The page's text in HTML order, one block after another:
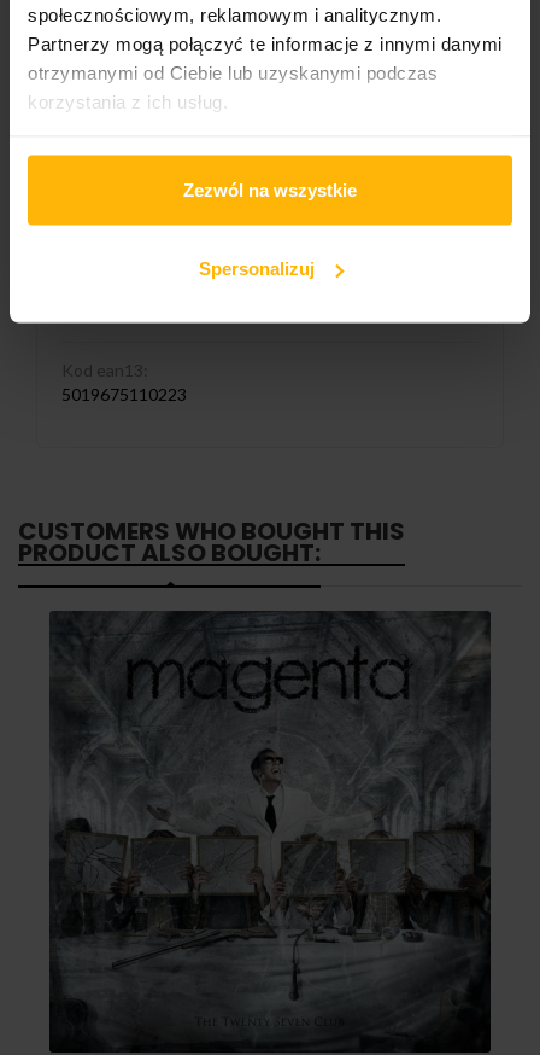
społecznościowym, reklamowym i analitycznym.
Partnerzy mogą połączyć te informacje z innymi danymi
otrzymanymi od Ciebie lub uzyskanymi podczas
korzystania z ich usług.
Zezwól na wszystkie
Spersonalizuj
Cover format:
Jewel Case
Toff Records
PEND38CD
Kod ean13:
5019675110223
CUSTOMERS WHO BOUGHT THIS
PRODUCT ALSO BOUGHT: